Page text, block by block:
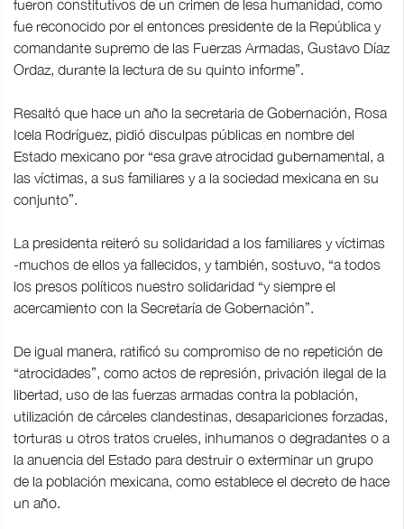
fueron constitutivos de un crimen de lesa humanidad, como
fue reconocido por el entonces presidente de la República y
comandante supremo de las Fuerzas Armadas, Gustavo Díaz
Ordaz, durante la lectura de su quinto informe”.
Resaltó que hace un año la secretaria de Gobernación, Rosa
Icela Rodríguez, pidió disculpas públicas en nombre del
Estado mexicano por “esa grave atrocidad gubernamental, a
las víctimas, a sus familiares y a la sociedad mexicana en su
conjunto”.
La presidenta reiteró su solidaridad a los familiares y víctimas
-muchos de ellos ya fallecidos, y también, sostuvo, “a todos
los presos políticos nuestro solidaridad “y siempre el
acercamiento con la Secretaría de Gobernación”.
De igual manera, ratificó su compromiso de no repetición de
“atrocidades”, como actos de represión, privación ilegal de la
libertad, uso de las fuerzas armadas contra la población,
utilización de cárceles clandestinas, desapariciones forzadas,
torturas u otros tratos crueles, inhumanos o degradantes o a
la anuencia del Estado para destruir o exterminar un grupo
de la población mexicana, como establece el decreto de hace
un año.